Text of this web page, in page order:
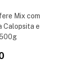
Mix com
Calopsita e